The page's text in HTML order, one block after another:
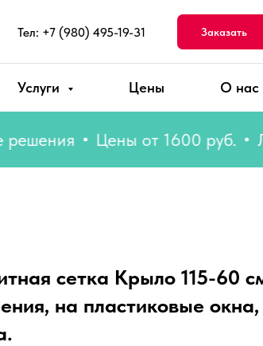
Тел: +7 (980) 495-19-31 Заказать
Услуги Цены О нас
Цены от 1600 руб.
сетка Крыло 115-60
на пластиковые